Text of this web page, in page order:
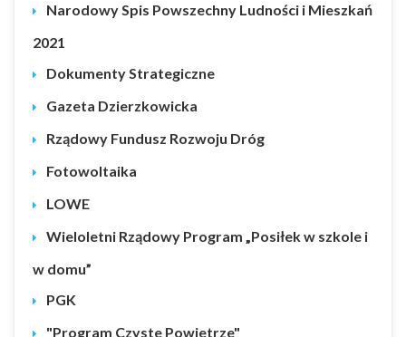
Narodowy Spis Powszechny Ludności i Mieszkań
2021
Dokumenty Strategiczne
Gazeta Dzierzkowicka
Rządowy Fundusz Rozwoju Dróg
Fotowoltaika
LOWE
Wieloletni Rządowy Program „Posiłek w szkole i
w domu”
PGK
"Program Czyste Powietrze"